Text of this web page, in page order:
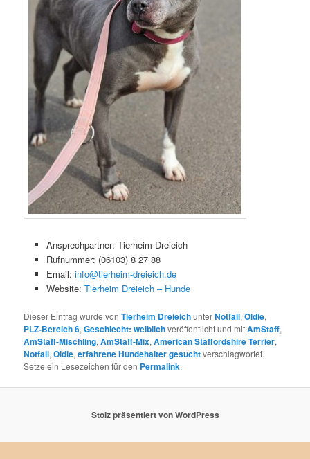
Ansprechpartner: Tierheim Dreieich
Rufnummer: (06103) 8 27 88
Email: info@tierheim-dreieich.de
Website: Tierheim Dreieich – Hunde
Dieser Eintrag wurde vonTierheim DreieichunterNotfall,Oldie,
PLZ-Bereich 6,Geschlecht: weiblichveröffentlicht und mitAmStaff,
AmStaff-Mischling,AmStaff-Mix,American Staffordshire Terrier,
Notfall,Oldie,erfahrene Hundehalter gesuchtverschlagwortet.
Setze ein Lesezeichen für den Permalink.
Stolz präsentiert von WordPress